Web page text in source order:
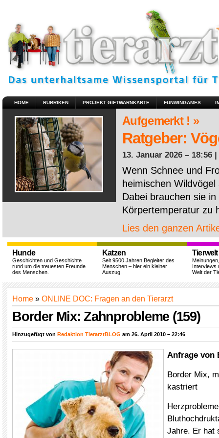
HOME RUBRIKEN PROJEKT GIFTWARNKARTE FUNWINGAMES
Aufgemerkt ! »
Ratgeber:
13. Januar 2026 – 18:56 |
Wenn Schnee und
heimischen
Dabei brauchen sie
Körpertemperatur zu
Lies den ganzen
Hunde
Geschichten und Geschichte
rund um die treuesten Freunde
des Menschen.
Katzen
Seit 9500 Jahren Begleiter des
Menschen – hier ein kleiner
Auszug.
Tierwelt
Interviews
Welt der
Home » ONLINE DOC: Fragen an den Tierarzt
Border Mix: Zahnprobleme (159)
Hinzugefügt von Redaktion TierarztBLOG am 26. April 2010 – 22:46
Anfrage von
Border Mix,
kastriert
Jahre. Er hat